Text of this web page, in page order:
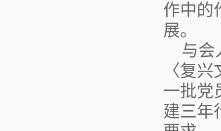
作中的
展。
与
〈复
一批党
建三年